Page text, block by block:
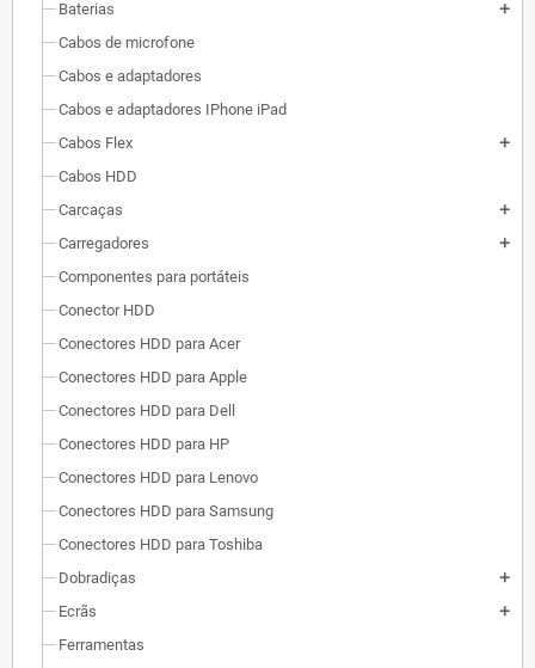
Baterias
add
Cabos de microfone
Cabos e adaptadores
Cabos e adaptadores IPhone iPad
Cabos Flex
add
Cabos HDD
Carcaças
add
Carregadores add
Componentes para portáteis
Conector HDD
Conectores HDD para Acer
Conectores HDD para Apple
Conectores HDD para Dell
Conectores HDD para HP
Conectores HDD para Lenovo
Conectores HDD para Samsung
Conectores HDD para Toshiba
Dobradiças
add
Ecrãs add
Ferramentas